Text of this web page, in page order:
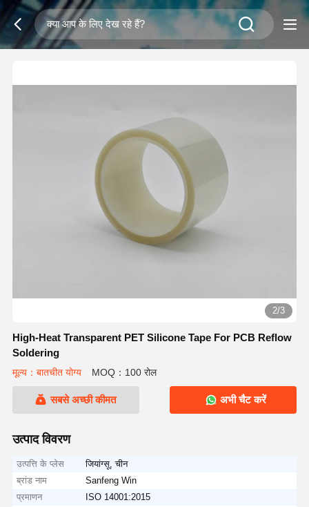
2/3
High-Heat Transparent PET Silicone Tape For PCB Reflow
Soldering
मूल्य：बातचीत योग्य MOQ：100 रोल
सबसे अच्छी कीमत अभी चैट करें
उत्पाद विवरण
उत्पत्ति के प्लेस
जियांग्सू, चीन
ब्रांड नाम
Sanfeng Win
प्रमाणन
ISO 14001:2015